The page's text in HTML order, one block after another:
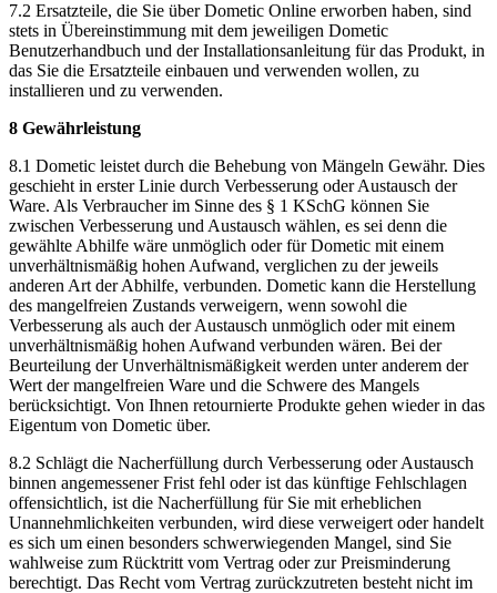
7.2 Ersatzteile, die Sie über Dometic Online erworben haben, sind
stets in Übereinstimmung mit dem jeweiligen Dometic
Benutzerhandbuch und der Installationsanleitung für das Produkt, in
das Sie die Ersatzteile einbauen und verwenden wollen, zu
installieren und zu verwenden.
8 Gewährleistung
8.1 Dometic leistet durch die Behebung von Mängeln Gewähr. Dies
geschieht in erster Linie durch Verbesserung oder Austausch der
Ware. Als Verbraucher im Sinne des § 1 KSchG können Sie
zwischen Verbesserung und Austausch wählen, es sei denn die
gewählte Abhilfe wäre unmöglich oder für Dometic mit einem
unverhältnismäßig hohen Aufwand, verglichen zu der jeweils
anderen Art der Abhilfe, verbunden. Dometic kann die Herstellung
des mangelfreien Zustands verweigern, wenn sowohl die
Verbesserung als auch der Austausch unmöglich oder mit einem
unverhältnismäßig hohen Aufwand verbunden wären. Bei der
Beurteilung der Unverhältnismäßigkeit werden unter anderem der
Wert der mangelfreien Ware und die Schwere des Mangels
berücksichtigt. Von Ihnen retournierte Produkte gehen wieder in das
Eigentum von Dometic über.
8.2 Schlägt die Nacherfüllung durch Verbesserung oder Austausch
binnen angemessener Frist fehl oder ist das künftige Fehlschlagen
offensichtlich, ist die Nacherfüllung für Sie mit erheblichen
Unannehmlichkeiten verbunden, wird diese verweigert oder handelt
es sich um einen besonders schwerwiegenden Mangel, sind Sie
wahlweise zum Rücktritt vom Vertrag oder zur Preisminderung
berechtigt. Das Recht vom Vertrag zurückzutreten besteht nicht im